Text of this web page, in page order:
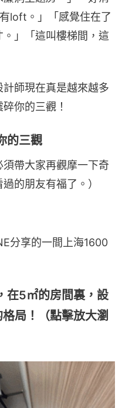
loft。」「感覺住在了
」「這叫樓梯間，這
師現在真是越來越多
你的三觀！
的三觀
帶大家再觀摩一下奇
的朋友有福了。）
分享的一間上海1600
在5㎡的房間裏，設
局！（點擊放大瀏